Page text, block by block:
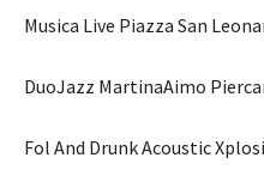
Musica Live Piazza San
DuoJazz MartinaAimo
Fol And Drunk Acoustic